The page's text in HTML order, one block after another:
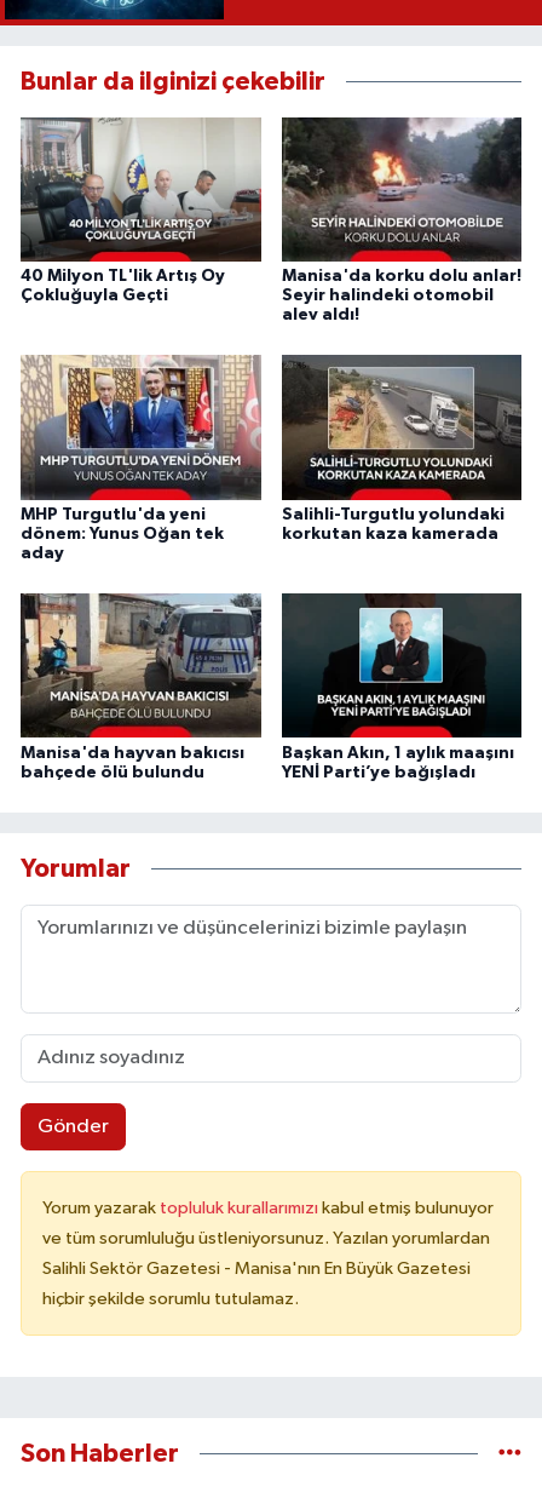
Bunlar da ilginizi çekebilir
40 Milyon TL'lik Artış Oy
Çokluğuyla Geçti
Manisa'da korku dolu anlar!
Seyir halindeki otomobil
alev aldı!
MHP Turgutlu'da yeni
dönem: Yunus Oğan tek
aday
Salihli-Turgutlu yolundaki
korkutan kaza kamerada
Manisa'da hayvan bakıcısı
bahçede ölü bulundu
Başkan Akın, 1 aylık maaşını
YENİ Parti’ye bağışladı
Yorumlar
Gönder
Yorum yazarak topluluk kurallarımızı kabul etmiş bulunuyor
ve tüm sorumluluğu üstleniyorsunuz. Yazılan yorumlardan
Salihli Sektör Gazetesi - Manisa'nın En Büyük Gazetesi
hiçbir şekilde sorumlu tutulamaz.
Son Haberler